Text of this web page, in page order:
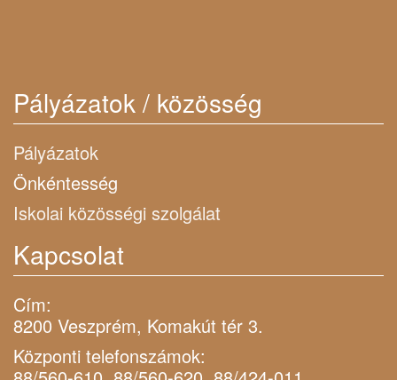
Pályázatok / közösség
Pályázatok
Önkéntesség
Iskolai közösségi szolgálat
Kapcsolat
Cím:
8200 Veszprém, Komakút tér 3.
Központi telefonszámok: